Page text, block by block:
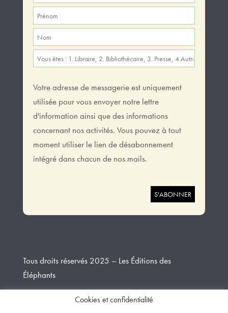
Votre adresse de messagerie est uniquement
utilisée pour vous envoyer notre lettre
d'information ainsi que des informations
concernant nos activités. Vous pouvez à tout
moment utiliser le lien de désabonnement
intégré dans chacun de nos mails.
Tous droits réservés 2025 – Les Éditions des
Éléphants
Design et développementCreative Slashers
Cookies et confidentialité